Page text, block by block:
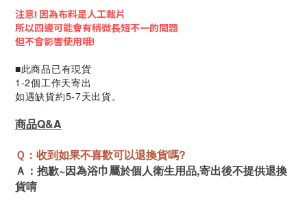
注意! 因為布料是人工裁片
所以四邊可能會有稍微長短不一的問題
但不會影響使用哦!
■此商品已有現貨
1-2個工作天寄出
如遇缺貨約5-7天出貨。
商品Q&A
Ｑ：收到如果不喜歡可以退換貨嗎?
Ａ：抱歉~因為浴巾屬於個人衛生用品,寄出後不提供退換
貨唷